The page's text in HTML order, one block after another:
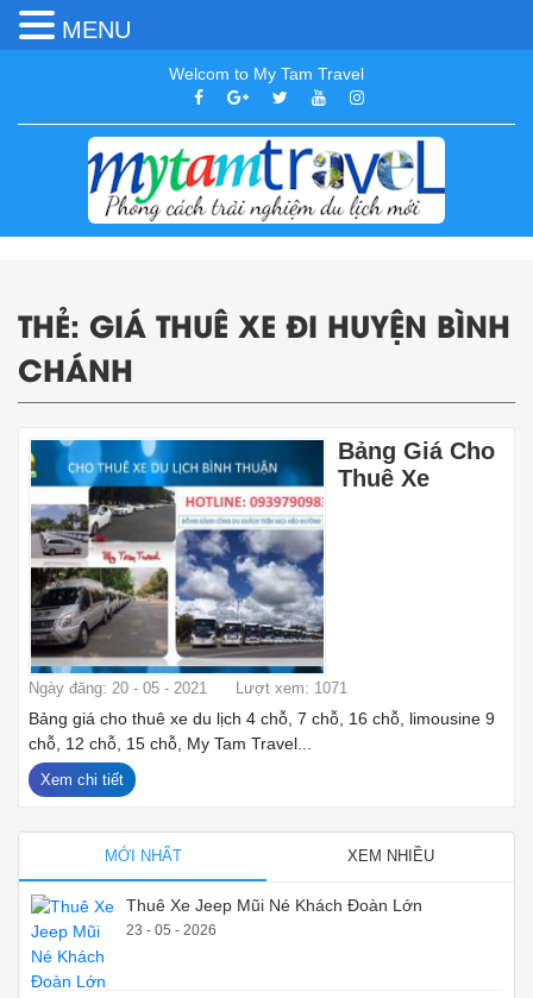
Welcom to My Tam Travel
THẺ: GIÁ THUÊ XE ĐI HUYỆN BÌNH
CHÁNH
Bảng Giá Cho
Thuê Xe
Ngày đăng: 20 - 05 - 2021 Lượt xem: 1071
Bảng giá cho thuê xe du lịch 4 chỗ, 7 chỗ, 16 chỗ, limousine 9
chỗ, 12 chỗ, 15 chỗ, My Tam Travel...
Xem chi tiết
MỚI NHẤT XEM NHIỀU
Thuê Xe Jeep Mũi Né Khách Đoàn Lớn
23 - 05 - 2026
MENU